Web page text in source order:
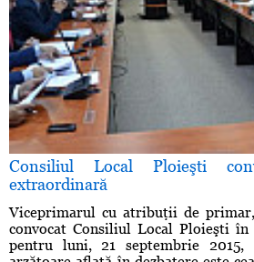
Consiliul Local Ploieşti
extraordinară
Viceprimarul cu atribuţii de
convocat Consiliul Local Ploieşti
pentru luni, 21 septembrie 2015,